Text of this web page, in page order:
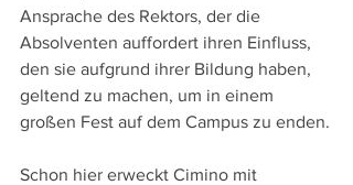
Ansprache des Rektors, der die
Absolventen auffordert ihren Einfluss,
den sie aufgrund ihrer Bildung haben,
geltend zu machen, um in einem
großen Fest auf dem Campus zu enden.
Schon hier erweckt Cimino mit